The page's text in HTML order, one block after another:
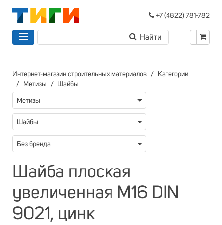
+7 (4822) 781-782
Интернет-магазин строительных материалов
Категории
Метизы
Шайбы
Метизы
Шайбы
Без бренда
Шайба плоская
увеличенная М16 DIN
9021, цинк